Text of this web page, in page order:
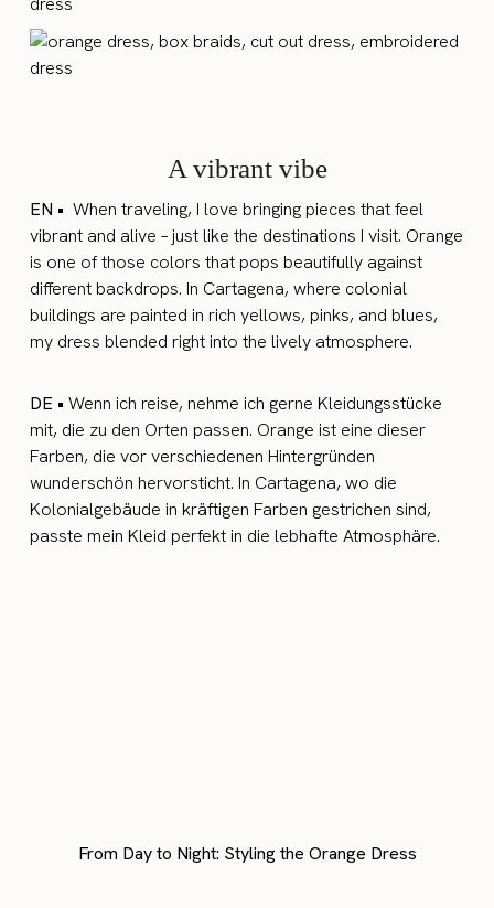
A vibrant vibe
EN •When traveling, I love bringing pieces that feel
vibrant and alive – just like the destinations I visit. Orange
is one of those colors that pops beautifully against
different backdrops. In Cartagena, where colonial
buildings are painted in rich yellows, pinks, and blues,
my dress blended right into the lively atmosphere.
DE •Wenn ich reise, nehme ich gerne Kleidungsstücke
mit, die zu den Orten passen. Orange ist eine dieser
Farben, die vor verschiedenen Hintergründen
wunderschön hervorsticht. In Cartagena, wo die
Kolonialgebäude in kräftigen Farben gestrichen sind,
passte mein Kleid perfekt in die lebhafte Atmosphäre.
From Day to Night: Styling the Orange Dress